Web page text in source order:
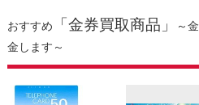
おすすめ 「金券買取商品」
～
金します～